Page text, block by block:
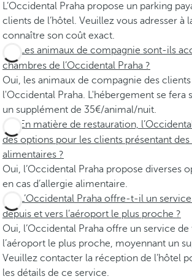
L’Occidental Praha propose un parking
clients de l’hôtel. Veuillez vous adresser à
connaître son coût exact.
Les animaux de compagnie sont-ils
chambres de l’Occidental Praha ?
Oui, les animaux de compagnie des
l'Occidental Praha. L'hébergement se fera
un supplément de 35€/animal/nuit.
En matière de restauration,
des options pour les clients présentant des
alimentaires ?
Oui, l’Occidental Praha propose diverses
en cas d’allergie alimentaire.
L’Occidental Praha offre-t-il un
depuis et vers l’aéroport le plus proche ?
Oui, l’Occidental Praha offre un service
l’aéroport le plus proche, moyennant un
Veuillez contacter la réception de l’hôtel
les détails de ce service.